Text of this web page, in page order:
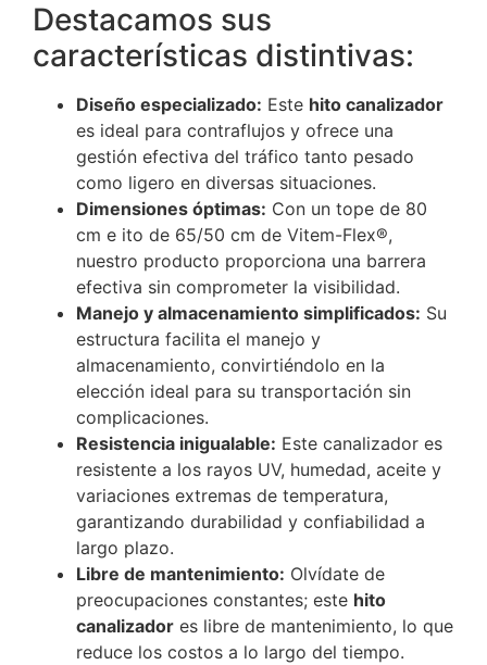
Destacamos sus
características distintivas:
Diseño especializado: Este hito canalizador
es ideal para contraflujos y ofrece una
gestión efectiva del tráfico tanto pesado
como ligero en diversas situaciones.
Dimensiones óptimas: Con un tope de 80
cm e ito de 65/50 cm de Vitem-Flex®,
nuestro producto proporciona una barrera
efectiva sin comprometer la visibilidad.
Manejo y almacenamiento simplificados: Su
estructura facilita el manejo y
almacenamiento, convirtiéndolo en la
elección ideal para su transportación sin
complicaciones.
Resistencia inigualable: Este canalizador es
resistente a los rayos UV, humedad, aceite y
variaciones extremas de temperatura,
garantizando durabilidad y confiabilidad a
largo plazo.
Libre de mantenimiento: Olvídate de
preocupaciones constantes; este hito
canalizador es libre de mantenimiento, lo que
reduce los costos a lo largo del tiempo.